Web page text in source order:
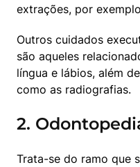
extrações, por
Outros cuidados
são aqueles
língua e lábios, além
como as radiografias.
2.
Trata-se do ramo que